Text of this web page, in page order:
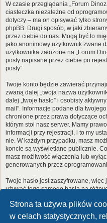
Strona ta używa plików
w celach statystycznych,
W czasie przeglądania „Forum
ciasteczka niezależne od
dotyczy – ma on opisywać tylko
phpBB. Drugi sposób, w jaki
przez ciebie do nas. Mogą być to
jako anonimowy użytkownik zwane
użytkownika założone na „Forum
posty napisane przez ciebie po
posty”.
Twoje konto będzie zawierać
zwaną dalej „twoja nazwa
dalej „twoje hasło” i osobisty
mail”. Informacje podane dla
chronione przez prawa dotyczące
którym stoi nasz serwer. Mamy
informacji przy rejestracji, i to my
nie. W każdym przypadku, masz
koncie są wyświetlane publicznie.
masz możliwość włączenia lub
generowanych przez
Twoje hasło jest zaszyfrowane,
używać tego samego hasła na
umożliwia dostęp do twojego konta
w żadnym wypadku nie podawaj
pamiętam hasła”. Witryna poprosi
e-mail. Po podaniu tych danych